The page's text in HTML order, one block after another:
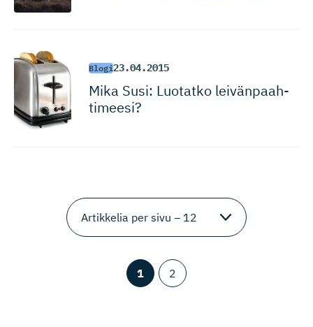
Blogi23.04.2015
Mika Susi: Luotatko leivänpaah­
timeesi?
1 2